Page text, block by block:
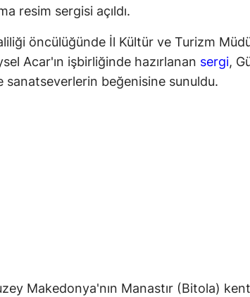
resim sergisi açıldı.
öncülüğünde İl Kültür ve Turizm
Acar'ın işbirliğinde hazırlanan sergi,
sanatseverlerin beğenisine sunuldu.
Makedonya'nın Manastır (Bitola)